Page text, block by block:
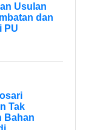
Usulan
dan
PU
Tak
Bahan